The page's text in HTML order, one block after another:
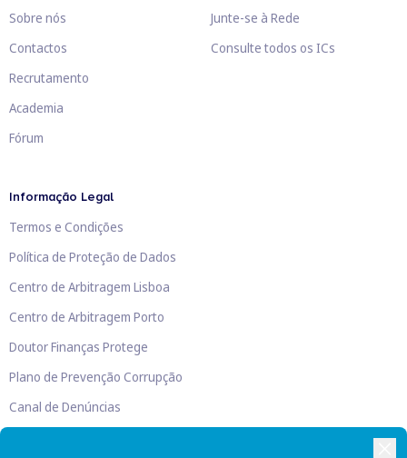
Sobre nós
Contactos
Recrutamento
Academia
Fórum
Junte-se à Rede
Consulte todos os ICs
Informação Legal
Termos e Condições
Política de Proteção de Dados
Centro de Arbitragem Lisboa
Centro de Arbitragem Porto
Doutor Finanças Protege
Plano de Prevenção Corrupção
Canal de Denúncias